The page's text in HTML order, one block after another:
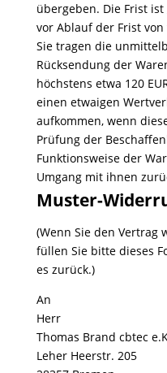
übergeben. Die Frist
vor Ablauf der Frist
Sie tragen die
Rücksendung der
höchstens etwa 120
einen etwaigen
aufkommen, wenn
Prüfung der
Funktionsweise der
Umgang mit ihnen
Muster-
(Wenn Sie den Vertrag
füllen Sie bitte dieses
es zurück.)
An
Herr
Thomas Brand cbtec
Leher Heerstr. 205